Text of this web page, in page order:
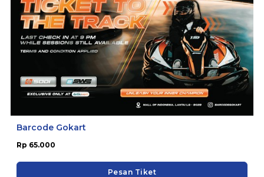
Barcode Gokart
Rp 65.000
Pesan Tiket